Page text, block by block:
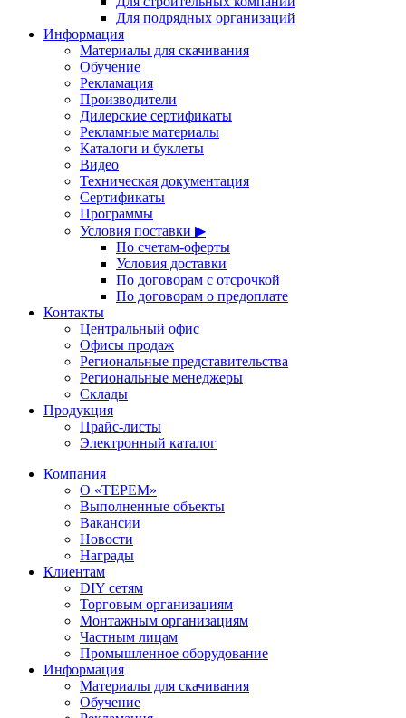
Для подрядных организаций
Информация
Материалы для скачивания
Обучение
Рекламация
Производители
Дилерские сертификаты
Рекламные материалы
Каталоги и буклеты
Видео
Техническая документация
Сертификаты
Программы
Условия поставки ▶
По счетам-оферты
Условия доставки
По договорам с отсрочкой
По договорам о предоплате
Контакты
Центральный офис
Офисы продаж
Региональные представительства
Региональные менеджеры
Склады
Продукция
Прайс-листы
Электронный каталог
Компания
О «ТЕРЕМ»
Выполненные объекты
Вакансии
Новости
Награды
Клиентам
DIY сетям
Торговым организациям
Монтажным организациям
Частным лицам
Промышленное оборудование
Информация
Материалы для скачивания
Обучение